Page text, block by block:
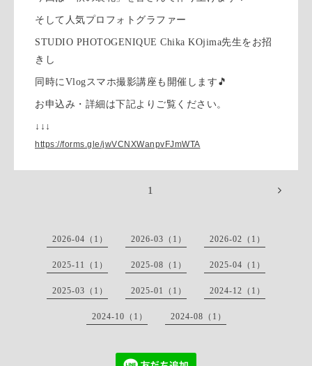
そして人気プロフォトグラファー
STUDIO PHOTOGENIQUE Chika KOjima先生をお招
きし
同時にVlogスマホ撮影講座も開催します🎵
お申込み・詳細は下記よりご覧ください。
↓↓↓
https://forms.gle/jwVCNXWanpvFJmWTA
1
2026-04（1） 2026-03（1） 2026-02（1）
2025-11（1） 2025-08（1） 2025-04（1）
2025-03（1） 2025-01（1） 2024-12（1）
2024-10（1） 2024-08（1）